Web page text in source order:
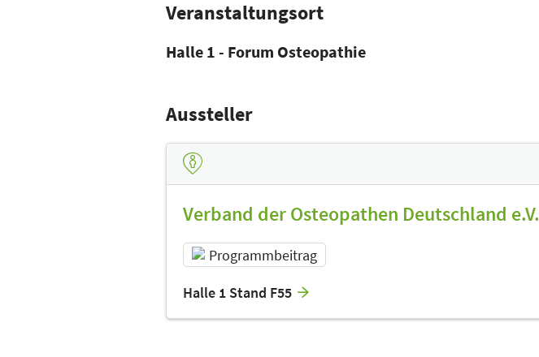
Veranstaltungsort
Halle 1 - Forum Osteopathie
Aussteller
Verband der Osteopathen Deutschland e.V.
Programmbeitrag
Halle 1 Stand F55